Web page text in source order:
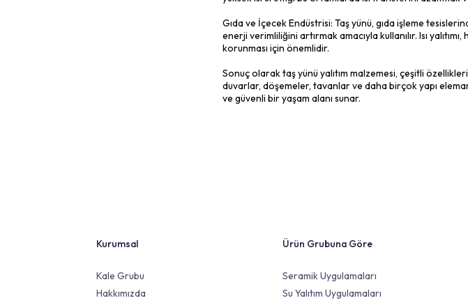
Ses yalıtımı: Ses emici özellikleri
Isı yalıtımı: Isı geçişini engeller, enerji
Su geçirmezlik: Suya dayanıklıdır ve
Çevre dostu: Doğal kaynaklardan elde
Uzun ömür: Taş yünü yalıtım malzemesi,
Hava geçirgenliği: Taş yünü malzemesi,